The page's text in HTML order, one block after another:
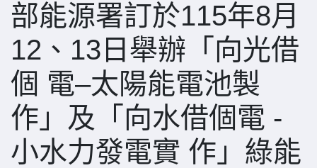
部能源署訂於115年8月
12、13日舉辦「向光借
個 電–太陽能電池製
作」及「向水借個電 -
小水力發電實 作」綠能